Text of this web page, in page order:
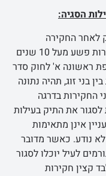
הסגיה:
לאחר החקירה
במשטרה, היא בכל העבירות למעט בעבירות פשע מעל 10 שנים
ראשונה א' לחוק סדר
בני זוג, תהיה נתונה
החקירות בדרגה
את התיק בעילות
אינן מתאימות
נודע. כאשר מדובר
בין 10-15 שנים הגורמים לעיל יוכלו לסגור
קצין חקירות